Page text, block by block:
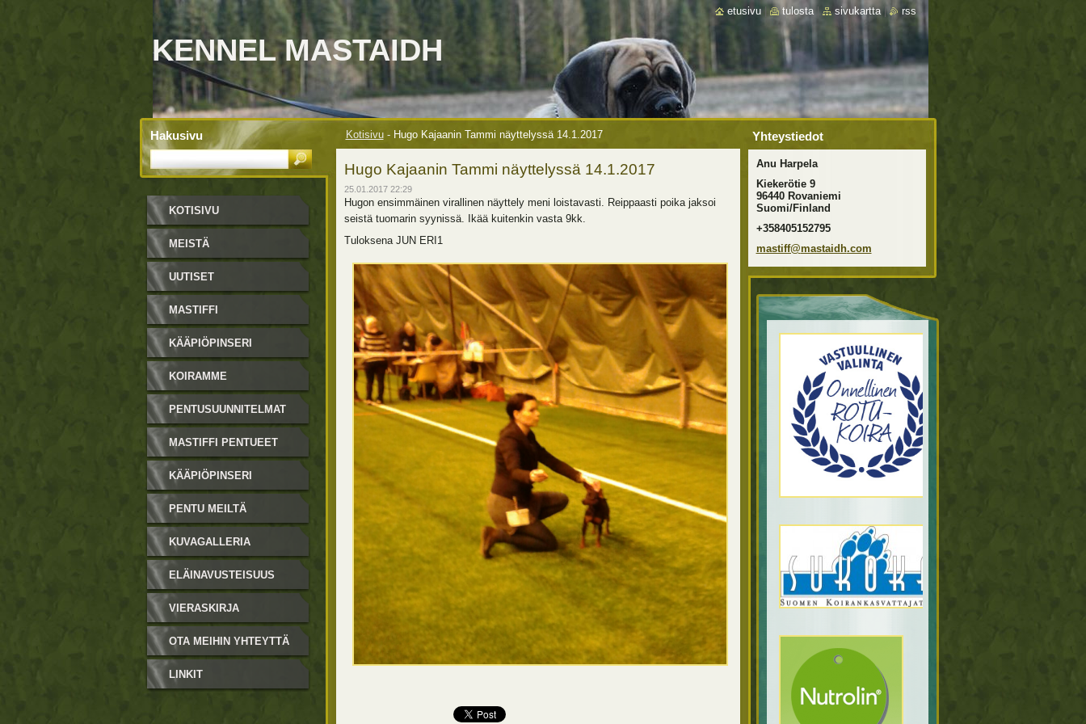
KENNEL MASTAIDH
Kotisivu - Hugo Kajaanin Tammi näyttelyssä 14.1.2017
Hugo Kajaanin Tammi näyttelyssä 14.1.2017
25.01.2017 22:29
Hugon ensimmäinen virallinen näyttely meni loistavasti. Reippaasti poika jaksoi
seistä tuomarin syynissä. Ikää kuitenkin vasta 9kk.
Tuloksena JUN ERI1
KOTISIVU
MEISTÄ
UUTISET
MASTIFFI
KÄÄPIÖPINSERI
KOIRAMME
PENTUSUUNNITELMAT
MASTIFFI PENTUEET
KÄÄPIÖPINSERI
PENTUEET
PENTU MEILTÄ
KUVAGALLERIA
ELÄINAVUSTEISUUS
VIERASKIRJA
OTA MEIHIN YHTEYTTÄ
LINKIT
Yhteystiedot
Anu Harpela
Kiekerötie 9
96440 Rovaniemi
Suomi/Finland
+358405152795
mastiff@mastaidh.com
Hakusivu
etusivu tulosta | sivukartta | rss